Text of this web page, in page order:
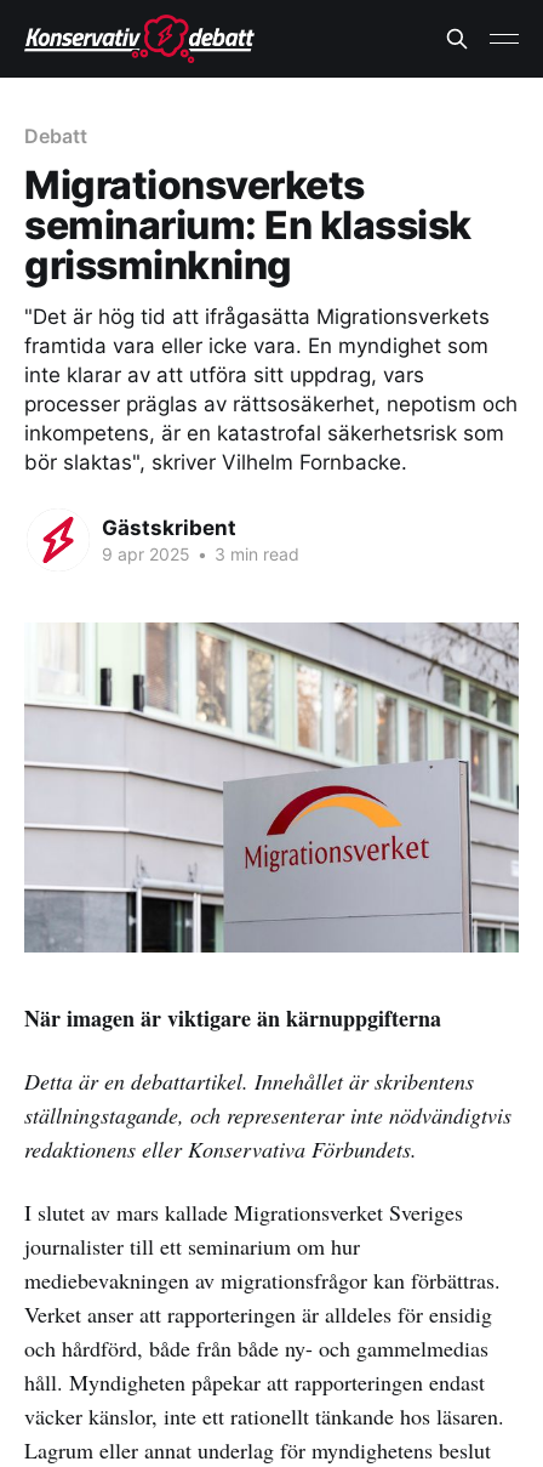
Debatt
Migrationsverkets
seminarium: En klassisk
grissminkning
"Det är hög tid att ifrågasätta Migrationsverkets
framtida vara eller icke vara. En myndighet som
inte klarar av att utföra sitt uppdrag, vars
processer präglas av rättsosäkerhet, nepotism och
inkompetens, är en katastrofal säkerhetsrisk som
bör slaktas", skriver Vilhelm Fornbacke.
Gästskribent
9 apr 2025 • 3 min read
När imagen är viktigare än kärnuppgifterna
Detta är en debattartikel. Innehållet är skribentens
ställningstagande, och representerar inte nödvändigtvis
redaktionens eller Konservativa Förbundets.
I slutet av mars kallade Migrationsverket Sveriges
journalister till ett seminarium om hur
mediebevakningen av migrationsfrågor kan förbättras.
Verket anser att rapporteringen är alldeles för ensidig
och hårdförd, både från både ny- och gammelmedias
håll. Myndigheten påpekar att rapporteringen endast
väcker känslor, inte ett rationellt tänkande hos läsaren.
Lagrum eller annat underlag för myndighetens beslut